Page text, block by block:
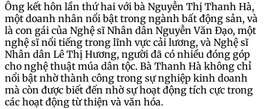
Ông kết hôn lần thứ hai với bà Nguyễn Thị Thanh Hà,
một doanh nhân nổi bật trong ngành bất động sản, và
là con gái của Nghệ sĩ Nhân dân Nguyễn Văn Đạo, một
nghệ sĩ nổi tiếng trong lĩnh vực cải lương, và Nghệ sĩ
Nhân dân Lê Thị Hương, người đã có nhiều đóng góp
cho nghệ thuật múa dân tộc. Bà Thanh Hà không chỉ
nổi bật nhờ thành công trong sự nghiệp kinh doanh
mà còn được biết đến nhờ sự hoạt động tích cực trong
các hoạt động từ thiện và văn hóa.